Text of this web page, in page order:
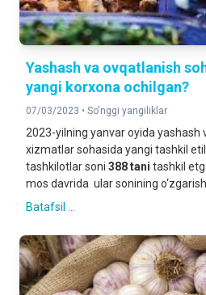
Yashash va ovqatlanish
yangi korxona ochilgan?
07/03/2023 • So'nggi yangiliklar
2023-yilning yanvar oyida yashash
xizmatlar sohasida yangi tashkil
tashkilotlar soni 388 tani tashkil
mos davrida ular sonining
Batafsil ...